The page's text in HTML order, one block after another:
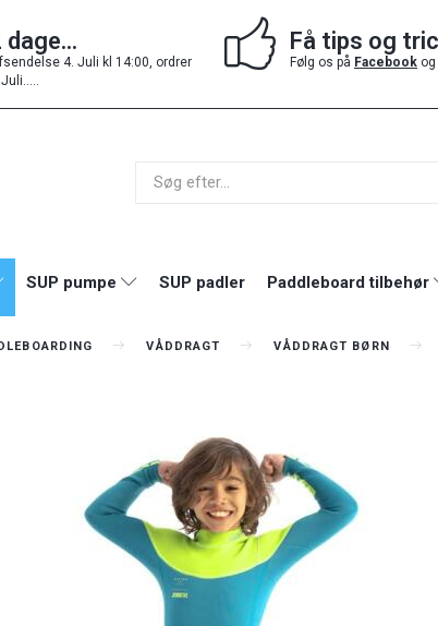
4. Juli kl 14:00, ordrer
Få tips og
Følg os på Facebook og
SUP pumpe SUP padler Paddleboard tilbehør
VÅDDRAGT VÅDDRAGT BØRN